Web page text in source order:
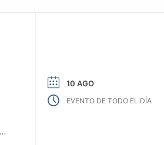
10 AGO
EVENTO DE TODO EL DÍA